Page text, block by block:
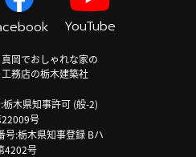
YouTube
岡でおしゃれな家の
務店の栃木建築社
木県知事許可 (般-2)
22009号
号:栃木県知事登録 Bハ
4202号